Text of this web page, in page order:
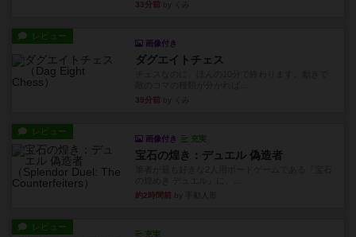
33分前
レビュー
画像付き
ダグエイトチェス
39分前
レビュー
画像付き 充実
宝石の煌き：デュエル 偽造者
約2時間前
レビュー
充実